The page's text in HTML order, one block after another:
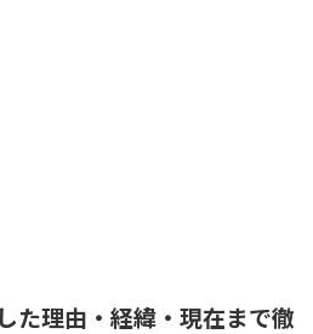
た理由・経緯・現在まで徹